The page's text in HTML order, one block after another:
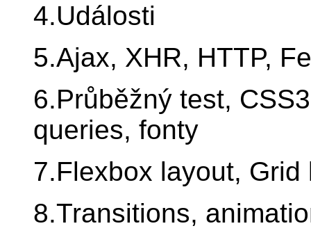
4.Události
5.Ajax, XHR, HTTP,
6.Průběžný test,
queries, fonty
7.Flexbox layout, Grid
8.Transitions,